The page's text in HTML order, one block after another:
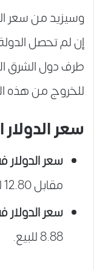
وسيزيد من سعر
إن لم تحصل
طرف دول الشرق
للخروج من هذه
سعر الدولار
سعر
مقابل 12.80 للبيع.
سعر الدولار
8.88 للبيع.